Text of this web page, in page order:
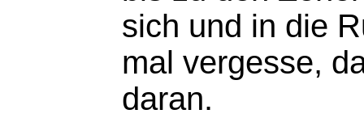
sich und in die
mal vergesse,
daran.